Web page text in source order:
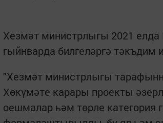
Хезмәт министрлыгы 2021 елда
гыйнварда билгеләргә тәкъдим
"Хезмәт министрлыгы
Хөкүмәте карары проекты
оешмалар һәм төрле категория